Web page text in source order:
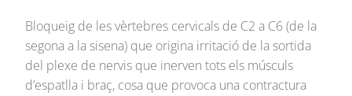
Bloqueig de les vèrtebres cervicals de C2 a C6 (de la
segona a la sisena) que origina irritació de la sortida
del plexe de nervis que inerven tots els músculs
d’espatlla i braç, cosa que provoca una contractura